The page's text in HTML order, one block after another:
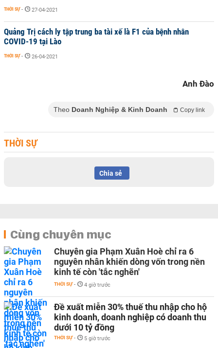
THỜI SỰ - 27-04-2021
Quảng Trị cách ly tập trung ba tài xế là F1 của bệnh nhân
COVID-19 tại Lào
THỜI SỰ - 26-04-2021
Anh Đào
Theo Doanh Nghiệp & Kinh Doanh Copy link
THỜI SỰ
Chia sẻ
Cùng chuyên mục
Chuyên gia Phạm Xuân Hoè chỉ ra 6
nguyên nhân khiến dòng vốn trong nền
kinh tế còn 'tắc nghẽn'
THỜI SỰ - 4 giờ trước
Đề xuất miễn 30% thuế thu nhập cho hộ
kinh doanh, doanh nghiệp có doanh thu
dưới 10 tỷ đồng
THỜI SỰ - 5 giờ trước